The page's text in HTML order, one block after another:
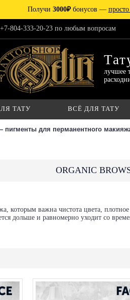
Получи 3000₽бонусов — просто
+7-804-333-20-23 по любым вопросам
лучшее
ТАТУ ВСЁ ДЛЯ ТАТУ
пигменты для перманентного
ORGANIC
которым важна чистота цвета,
дольше и равномерно уходит со